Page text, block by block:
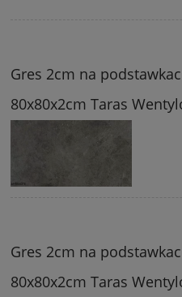
Gres 2cm na
80x80x2cm Taras
Gres 2cm na
80x80x2cm Taras